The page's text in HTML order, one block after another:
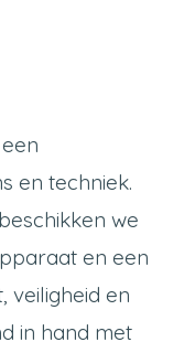
en techniek.
we
en een
veiligheid en
in hand met